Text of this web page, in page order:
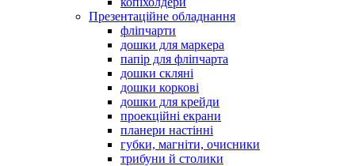
Презентаційне обладнання
фліпчарти
дошки для маркера
папір для фліпчарта
дошки скляні
дошки коркові
дошки для крейди
проекційні екрани
планери настінні
губки, магніти, очисники
трибуни й столики